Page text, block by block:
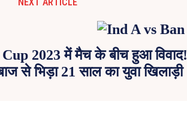
2023 में मैच के बीच हुआ विवाद!
से भिड़ा 21 साल का युवा खिलाड़ी